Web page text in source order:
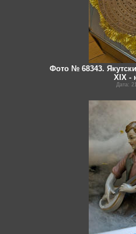
Фото № 68343.
XIX -
Дата: